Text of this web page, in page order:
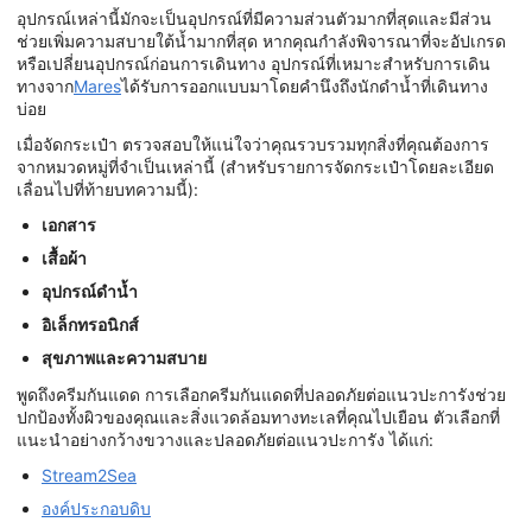
อุปกรณ์เหล่านี้มักจะเป็นอุปกรณ์ที่มีความส่วนตัวมากที่สุดและมีส่วน
ช่วยเพิ่มความสบายใต้น้ำมากที่สุด หากคุณกำลังพิจารณาที่จะอัปเกรด
หรือเปลี่ยนอุปกรณ์ก่อนการเดินทาง อุปกรณ์ที่เหมาะสำหรับการเดิน
ทางจากMaresได้รับการออกแบบมาโดยคำนึงถึงนักดำน้ำที่เดินทาง
บ่อย
เมื่อจัดกระเป๋า ตรวจสอบให้แน่ใจว่าคุณรวบรวมทุกสิ่งที่คุณต้องการ
จากหมวดหมู่ที่จำเป็นเหล่านี้ (สำหรับรายการจัดกระเป๋าโดยละเอียด
เลื่อนไปที่ท้ายบทความนี้):
เอกสาร
เสื้อผ้า
อุปกรณ์ดำน้ำ
อิเล็กทรอนิกส์
สุขภาพและความสบาย
พูดถึงครีมกันแดด การเลือกครีมกันแดดที่ปลอดภัยต่อแนวปะการังช่วย
ปกป้องทั้งผิวของคุณและสิ่งแวดล้อมทางทะเลที่คุณไปเยือน ตัวเลือกที่
แนะนำอย่างกว้างขวางและปลอดภัยต่อแนวปะการัง ได้แก่:
Stream2Sea
องค์ประกอบดิบ